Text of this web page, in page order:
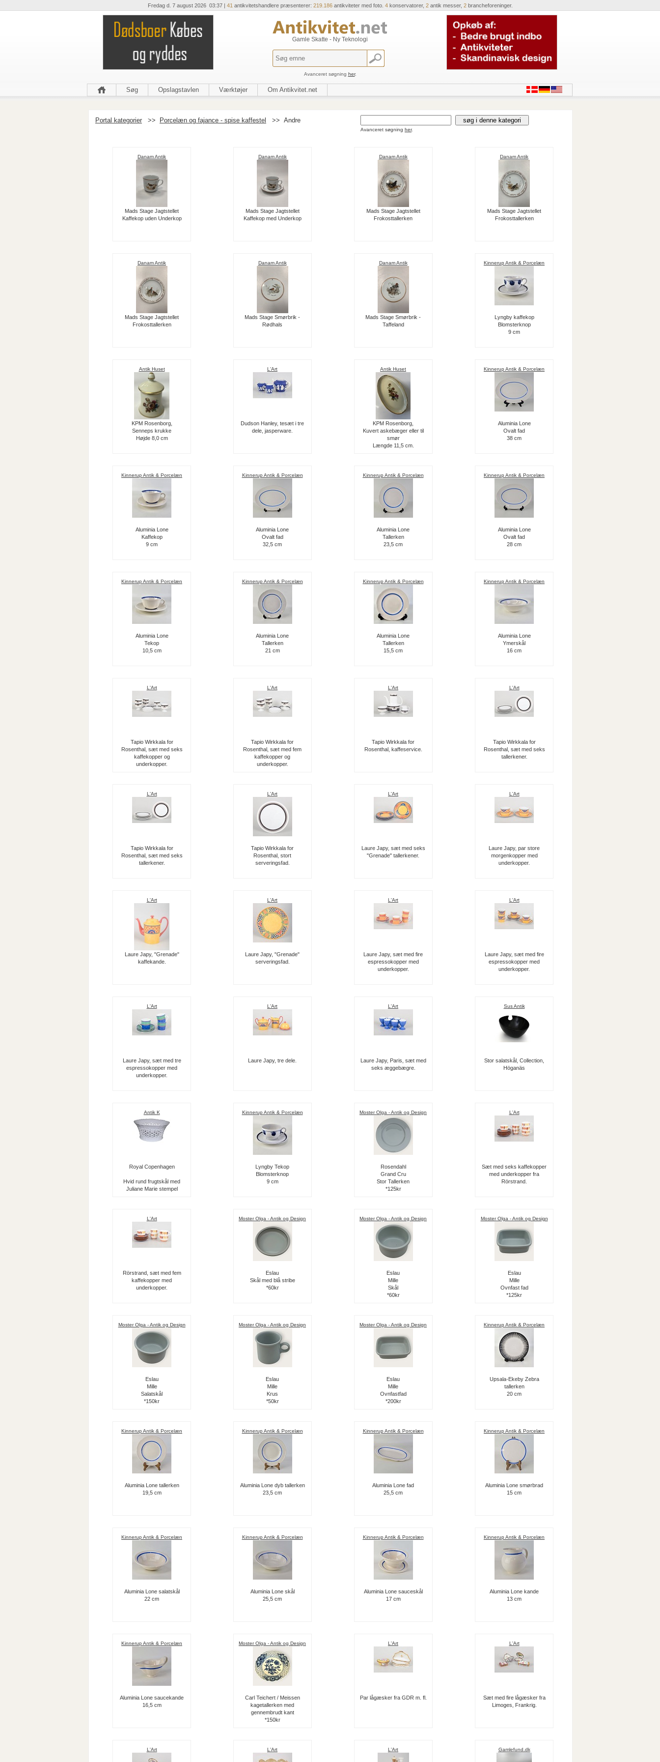
Fredag d. 7 august 2026 03:37 | 41 antikvitetshandlere præsenterer: 219.186antikviteter med foto. 4konservatorer, 2antik messer, 2brancheforeninger.
Gamle Skatte - Ny Teknologi
Avanceret søgning her.
Søg Opslagstavlen Værktøjer Om Antikvitet.net
Portal kategorier >> Porcelæn og fajance - spise kaffestel >> Andre
Avanceret søgning her.
Danam Antik
Mads Stage Jagtstellet
Kaffekop uden Underkop
Danam Antik
Mads Stage Jagtstellet
Kaffekop med Underkop
Danam Antik
Mads Stage Jagtstellet
Frokosttallerken
Danam Antik
Mads Stage Jagtstellet
Frokosttallerken
Danam Antik
Mads Stage Jagtstellet
Frokosttallerken
Danam Antik
Mads Stage Smørbrik -
Rødhals
Danam Antik
Mads Stage Smørbrik -
Taffeland
Kinnerup Antik & Porcelæn
Lyngby kaffekop
Blomsterknop
9 cm
Antik Huset
KPM Rosenborg,
Senneps krukke
Højde 8,0 cm
L'Art
Dudson Hanley, tesæt i tre
dele, jasperware.
Antik Huset
KPM Rosenborg,
Kuvert askebæger eller til
smør
Længde 11,5 cm.
Kinnerup Antik & Porcelæn
Aluminia Lone
Ovalt fad
38 cm
Kinnerup Antik & Porcelæn
Aluminia Lone
Kaffekop
9 cm
Kinnerup Antik & Porcelæn
Aluminia Lone
Ovalt fad
32,5 cm
Kinnerup Antik & Porcelæn
Aluminia Lone
Tallerken
23,5 cm
Kinnerup Antik & Porcelæn
Aluminia Lone
Ovalt fad
28 cm
Kinnerup Antik & Porcelæn
Aluminia Lone
Tekop
10,5 cm
Kinnerup Antik & Porcelæn
Aluminia Lone
Tallerken
21 cm
Kinnerup Antik & Porcelæn
Aluminia Lone
Tallerken
15,5 cm
Kinnerup Antik & Porcelæn
Aluminia Lone
Ymerskål
16 cm
L'Art
Tapio Wirkkala for
Rosenthal, sæt med seks
kaffekopper og
underkopper.
L'Art
Tapio Wirkkala for
Rosenthal, sæt med fem
kaffekopper og
underkopper.
L'Art
Tapio Wirkkala for
Rosenthal, kaffeservice.
L'Art
Tapio Wirkkala for
Rosenthal, sæt med seks
tallerkener.
L'Art
Tapio Wirkkala for
Rosenthal, sæt med seks
tallerkener.
L'Art
Tapio Wirkkala for
Rosenthal, stort
serveringsfad.
L'Art
Laure Japy, sæt med seks
"Grenade" tallerkener.
L'Art
Laure Japy, par store
morgenkopper med
underkopper.
L'Art
Laure Japy, "Grenade"
kaffekande.
L'Art
Laure Japy, "Grenade"
serveringsfad.
L'Art
Laure Japy, sæt med fire
espressokopper med
underkopper.
L'Art
Laure Japy, sæt med fire
espressokopper med
underkopper.
L'Art
Laure Japy, sæt med tre
espressokopper med
underkopper.
L'Art
Laure Japy, tre dele.
L'Art
Laure Japy, Paris, sæt med
seks æggebægre.
Sus Antik
Stor salatskål, Collection,
Höganäs
Antik K
Royal Copenhagen
Hvid rund frugtskål med
Juliane Marie stempel
Kinnerup Antik & Porcelæn
Lyngby Tekop
Blomsterknop
9 cm
Moster Olga - Antik og Design
Rosendahl
Grand Cru
Stor Tallerken
*125kr
L'Art
Sæt med seks kaffekopper
med underkopper fra
Rörstrand.
L'Art
Rörstrand, sæt med fem
kaffekopper med
underkopper.
Moster Olga - Antik og Design
Eslau
Skål med blå stribe
*60kr
Moster Olga - Antik og Design
Eslau
Mille
Skål
*60kr
Moster Olga - Antik og Design
Eslau
Mille
Ovnfast fad
*125kr
Moster Olga - Antik og Design
Eslau
Mille
Salatskål
*150kr
Moster Olga - Antik og Design
Eslau
Mille
Krus
*50kr
Moster Olga - Antik og Design
Eslau
Mille
Ovnfastfad
*200kr
Kinnerup Antik & Porcelæn
Upsala-Ekeby Zebra
tallerken
20 cm
Kinnerup Antik & Porcelæn
Aluminia Lone tallerken
19,5 cm
Kinnerup Antik & Porcelæn
Aluminia Lone dyb tallerken
23,5 cm
Kinnerup Antik & Porcelæn
Aluminia Lone fad
25,5 cm
Kinnerup Antik & Porcelæn
Aluminia Lone smørbrad
15 cm
Kinnerup Antik & Porcelæn
Aluminia Lone salatskål
22 cm
Kinnerup Antik & Porcelæn
Aluminia Lone skål
25,5 cm
Kinnerup Antik & Porcelæn
Aluminia Lone sauceskål
17 cm
Kinnerup Antik & Porcelæn
Aluminia Lone kande
13 cm
Kinnerup Antik & Porcelæn
Aluminia Lone saucekande
16,5 cm
Moster Olga - Antik og Design
Carl Teichert / Meissen
kagetallerken med
gennembrudt kant
*150kr
L'Art
Par lågæsker fra GDR m. fl.
L'Art
Sæt med fire lågæsker fra
Limoges, Frankrig.
L'Art L'Art L'Art Gamlefund.dk